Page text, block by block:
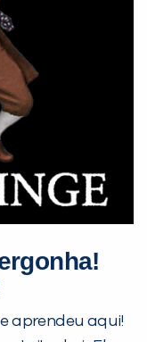
aprendeu aqui!